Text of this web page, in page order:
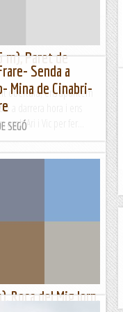
m), Paret de
obertura; ens apuntem
a darrera hora i ens
Ari i Vic per fer...
Senda a
Mina de Cinabri-
SEGÓ
Roca del Mig Jorn,